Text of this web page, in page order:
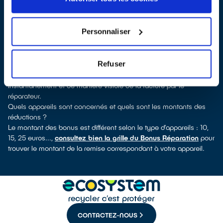
Personnaliser
Refuser
verrez pour quels types d’appareils ce professionnel a obtenu le
label. Réfrigérateur, lave-linge, petit électroménager, télé,
d’appareils son réparateur spécialisé et labellisé QualiRépar.
Consulter l’annuaire
Comment bénéficier du Bonus Réparation à Orsay ?
Le Bonus Réparation est en vigueur chez tous les professionnels
de la réparation ayant obtenu le label QualiRépar. Il est déduit
instantanément et de manière visible de la facture par le
réparateur.
Quels appareils sont concernés et quels sont les montants des
réductions ?
Le montant des bonus est différent selon le type d’appareils : 10,
15, 25 euros..., consultez bien la grille du Bonus Réparation pour
trouver le montant de la remise correspondant à votre appareil.
CONTACTEZ-NOUS